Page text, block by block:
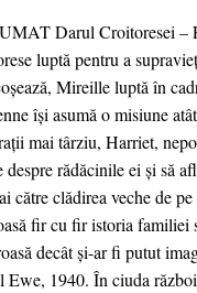
Darul Croitoresei –
luptă pentru a
Mireille luptă în
își asumă o misiune
mai târziu, Harriet,
despre rădăcinile ei și să
către clădirea veche de
fir cu fir istoria familiei
decât și-ar fi putut
Ewe, 1940. În ciuda